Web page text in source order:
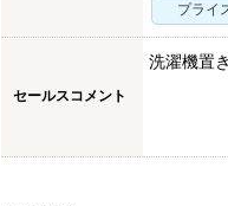
プライ
セールスコメント
洗濯機置